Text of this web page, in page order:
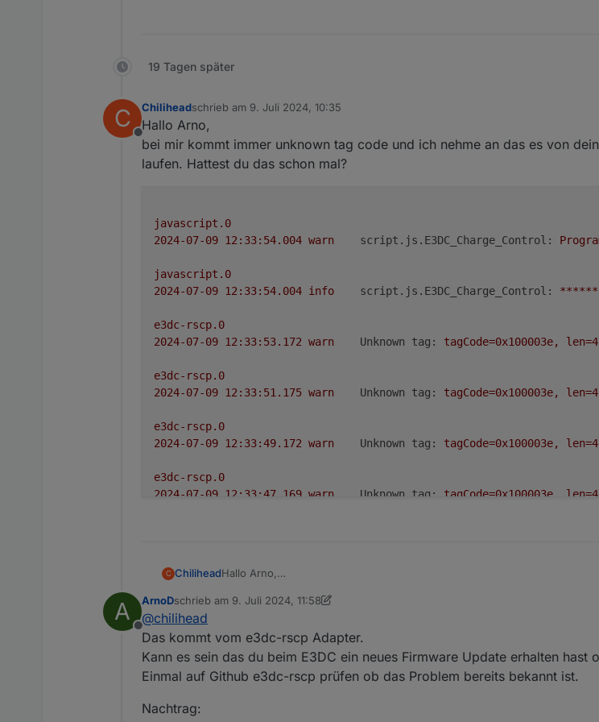
19 Tagen später
C
Offline
Chiliheadschrieb am 9. Juli 2024, 10:35
zuletzt editiert von
Hallo Arno,
bei mir kommt immer unknown tag code und ich nehme an das es von
laufen. Hattest du das schon mal?
javascript.0
warn script.js.E3DC_Charge_Control:
javascript.0
info script.js.E3DC_Charge_Control:
e3dc-rscp.0
warn Unknown tag: tagCode=0x100003e,
e3dc-rscp.0
warn Unknown tag: tagCode=0x100003e,
e3dc-rscp.0
warn Unknown tag: tagCode=0x100003e,
e3dc-rscp.0
warn Unknown tag: tagCode=0x100003e, len=4,
javascript.0
2024-07-09 12:33:45.004 warn
2024-07-09 12:33:45.004 info script.js.E3DC_Charge_Control:
e3dc-rscp.0
C ChiliheadHallo Arno,
Hattest du das schon mal?
2024-07-09 12:33:54.004	warn
javascript.0
2024-07-09 12:33:54.004	info
A
Offline
ArnoDschrieb am 9. Juli 2024, 11:58
zuletzt editiert von ArnoD 7. Sept. 2024, 14:04
@chilihead
Das kommt vom e3dc-rscp Adapter.
Kann es sein das du beim E3DC ein neues Firmware Update erhalten hast
Einmal auf Github e3dc-rscp prüfen ob das Problem bereits bekannt ist.
Nachtrag: